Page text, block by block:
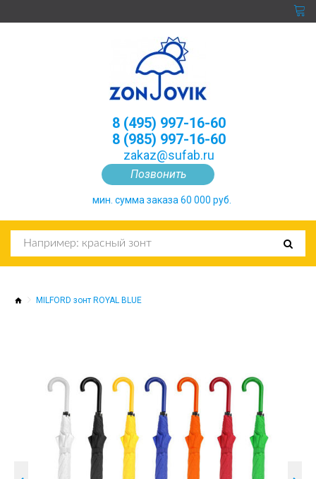
Позвонить
8 (495) 997-16-60
8 (985) 997-16-60
zakaz@sufab.ru
мин. сумма заказа 60 000 руб.
MILFORD зонт ROYAL BLUE